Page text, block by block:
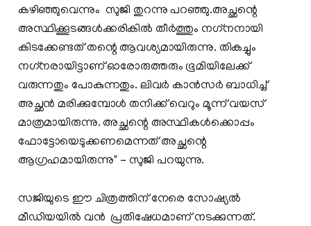
കഴിഞ്ഞുവെന്നും സുജി തുറന്നു പറഞ്ഞു.അച്ഛന്റെ
അസ്ഥിക്കൂടങ്ങള്‍ക്കരികില്‍ തീര്‍ത്തും നഗ്‌നനായി
കിടക്കേണ്ടത് തന്റെ ആവശ്യമായിരുന്നു. തികച്ചും
നഗ്‌നരായിട്ടാണ് ഓരോരുത്തരും ഭൂമിയിലേക്ക്
വരുന്നതും പോകുന്നതും. ലിവര്‍ കാന്‍സര്‍ ബാധിച്ച്
അച്ഛന്‍ മരിക്കുമ്പോള്‍ തനിക്ക് വെറും മൂന്ന് വയസ്
മാത്രമായിരുന്നു. അച്ഛന്റെ അസ്ഥികള്‍ക്കൊപ്പം
ഫോട്ടോയെടുക്കണമെന്നത് അച്ഛന്റെ
ആഗ്രഹമായിരുന്നു'' - സുജി പറയുന്നു.
സജിയുടെ ഈ ചിത്രത്തിന് നേരെ സോഷ്യൽ
മീഡിയയിൽ വൻ പ്രതിഷേധമാണ് നടക്കുന്നത്.